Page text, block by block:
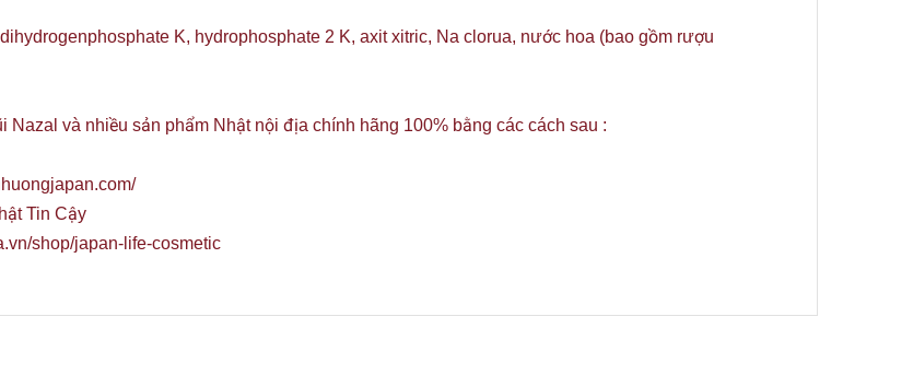
K, hydrophosphate 2 K, axit xitric, Na clorua, nước hoa (bao gồm rượu
Nazal và nhiều sản phẩm Nhật nội địa chính hãng 100% bằng các cách sau :
Tin Cậy
shop/japan-life-cosmetic